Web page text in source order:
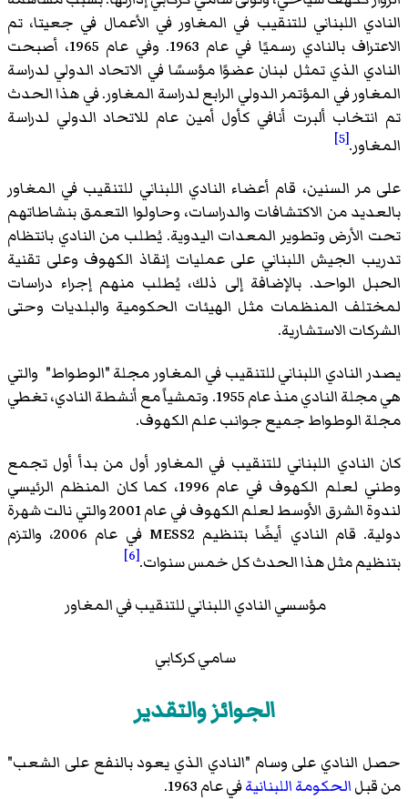
النادي اللبناني للتنقيب في المغاور في الأعمال في جعيتا، تم
الاعتراف بالنادي رسميًا في عام 1963. وفي عام 1965، أصبحت
النادي الذي تمثل لبنان عضوًا مؤسسًا في الاتحاد الدولي لدراسة
المغاور في المؤتمر الدولي الرابع لدراسة المغاور. في هذا الحدث
تم انتخاب ألبرت أنافي كأول أمين عام للاتحاد الدولي لدراسة
المغاور.[5]
على مر السنين، قام أعضاء النادي اللبناني للتنقيب في المغاور
بالعديد من الاكتشافات والدراسات، وحاولوا التعمق بنشاطاتهم
تحت الأرض وتطوير المعدات اليدوية. يُطلب من النادي بانتظام
تدريب الجيش اللبناني على عمليات إنقاذ الكهوف وعلى تقنية
الحبل الواحد. بالإضافة إلى ذلك، يُطلب منهم إجراء دراسات
لمختلف المنظمات مثل الهيئات الحكومية والبلديات وحتى
الشركات الاستشارية.
يصدر النادي اللبناني للتنقيب في المغاور مجلة "الوطواط" والتي
هي مجلة النادي منذ عام 1955. وتمشياً مع أنشطة النادي، تغطي
مجلة الوطواط جميع جوانب علم الكهوف.
كان النادي اللبناني للتنقيب في المغاور أول من بدأ أول تجمع
وطني لعلم الكهوف في عام 1996، كما كان المنظم الرئيسي
لندوة الشرق الأوسط لعلم الكهوف في عام 2001 والتي نالت شهرة
دولية. قام النادي أيضًا بتنظيم MESS2 في عام 2006، والتزم
بتنظيم مثل هذا الحدث كل خمس سنوات.[6]
مؤسسي النادي اللبناني للتنقيب في المغاور
سامي كركابي
الجوائز والتقدير
حصل النادي على وسام "النادي الذي يعود بالنفع على الشعب"
من قبلالحكومة اللبنانيةفي عام 1963.